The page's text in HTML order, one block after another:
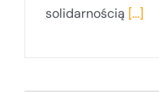
solidarnością [...]